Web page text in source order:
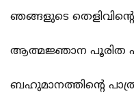
ഞങ്ങളുടെ
ആത്മജ്ഞാന പൂരിത
ബഹുമാനത്തിന്‍റെ